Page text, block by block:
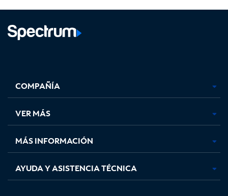
abre
en
pestaña
nueva
abre
en
pestaña
nueva
abre
en
pestaña
nueva
en
nueva
COMPAÑÍA
VER MÁS
MÁS INFORMACIÓN
AYUDA Y ASISTENCIA TÉCNICA